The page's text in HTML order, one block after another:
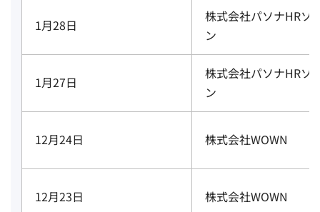
1月28日
株式会社パソナHRソ
ン
1月27日
株式会社パソナHRソ
ン
12月24日 株式会社WOWN
12月23日 株式会社WOWN